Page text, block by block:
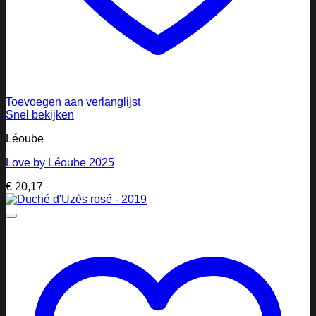
Toevoegen aan verlanglijst
Snel bekijken
Léoube
Love by Léoube 2025
€ 20,17